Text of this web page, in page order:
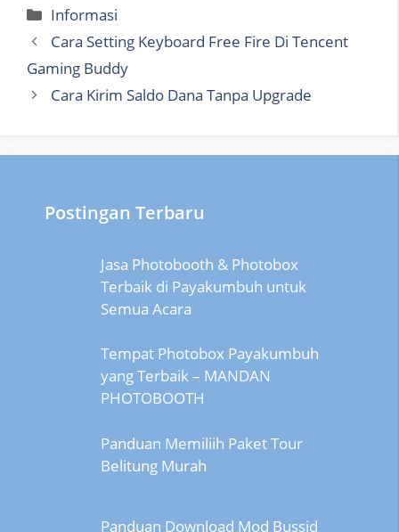
Categories
Informasi
Cara Setting Keyboard Free Fire Di Tencent
Gaming Buddy
Cara Kirim Saldo Dana Tanpa Upgrade
Postingan Terbaru
Jasa Photobooth & Photobox
Terbaik di Payakumbuh untuk
Semua Acara
Tempat Photobox Payakumbuh
yang Terbaik – MANDAN
PHOTOBOOTH
Panduan Memiliih Paket Tour
Belitung Murah
Panduan Download Mod Bussid